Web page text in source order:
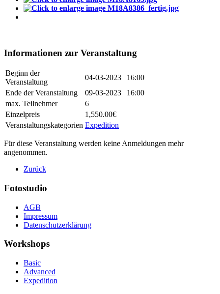
Informationen zur Veranstaltung
Beginn der
Veranstaltung
04-03-2023 | 16:00
Ende der Veranstaltung
09-03-2023 | 16:00
max. Teilnehmer
6
Einzelpreis
1,550.00€
Veranstaltungskategorien Expedition
Für diese Veranstaltung werden keine Anmeldungen mehr
angenommen.
Zurück
Fotostudio
AGB
Impressum
Datenschutzerklärung
Workshops
Basic
Advanced
Expedition